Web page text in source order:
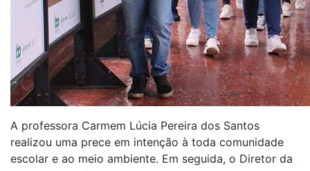
A professora Carmem Lúcia Pereira dos Santos
realizou uma prece em intenção à toda comunidade
escolar e ao meio ambiente. Em seguida, o Diretor da